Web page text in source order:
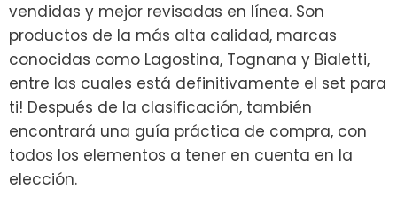
vendidas y mejor revisadas en línea. Son
productos de la más alta calidad, marcas
conocidas como Lagostina, Tognana y Bialetti,
entre las cuales está definitivamente el set para
ti! Después de la clasificación, también
encontrará una guía práctica de compra, con
todos los elementos a tener en cuenta en la
elección.